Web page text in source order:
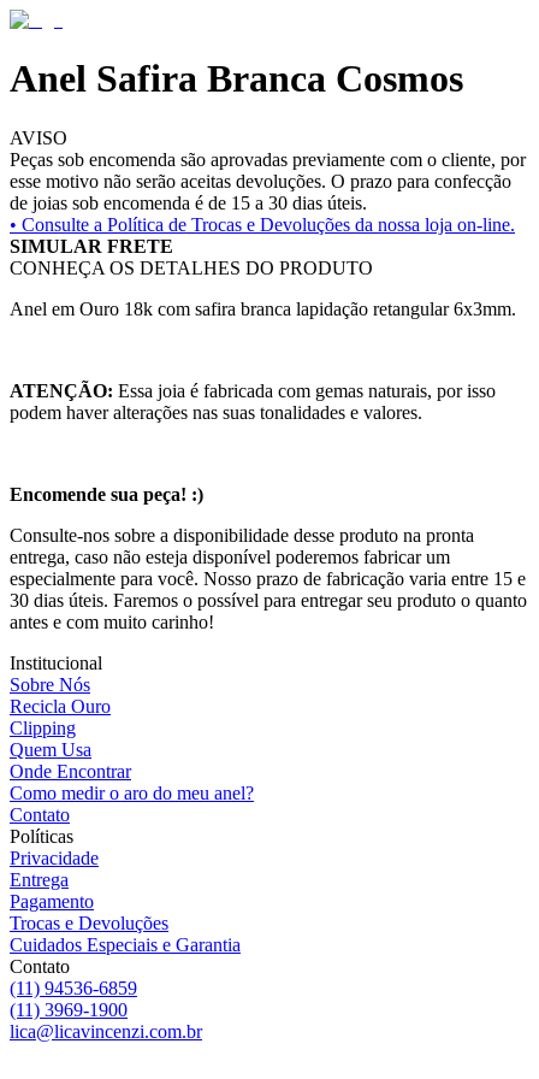
Anel Safira Branca Cosmos
AVISO
Peças sob encomenda são aprovadas previamente com o cliente, por
esse motivo não serão aceitas devoluções. O prazo para confecção
de joias sob encomenda é de 15 a 30 dias úteis.
• Consulte a Política de Trocas e Devoluções da nossa loja on-line.
SIMULAR FRETE
CONHEÇA OS DETALHES DO PRODUTO
Anel em Ouro 18k com safira branca lapidação retangular 6x3mm.
ATENÇÃO: Essa joia é fabricada com gemas naturais, por isso
podem haver alterações nas suas tonalidades e valores.
Encomende sua peça! :)
Consulte-nos sobre a disponibilidade desse produto na pronta
entrega, caso não esteja disponível poderemos fabricar um
especialmente para você. Nosso prazo de fabricação varia entre 15 e
30 dias úteis. Faremos o possível para entregar seu produto o quanto
antes e com muito carinho!
Institucional
Sobre Nós
Recicla Ouro
Clipping
Quem Usa
Onde Encontrar
Como medir o aro do meu anel?
Contato
Políticas
Privacidade
Entrega
Pagamento
Trocas e Devoluções
Cuidados Especiais e Garantia
Contato
(11) 94536-6859
(11) 3969-1900
lica@licavincenzi.com.br